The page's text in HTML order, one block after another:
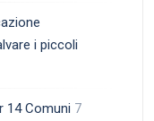
i piccoli
14 Comuni 7